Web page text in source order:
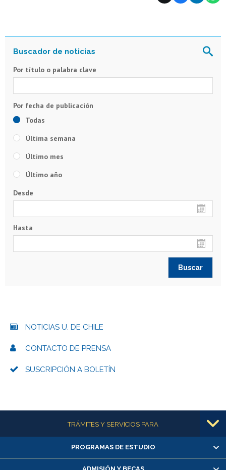
Por título o palabra clave
Todas
Última semana
Último mes
Último año
Desde
Hasta
NOTICIAS U. DE CHILE
CONTACTO DE PRENSA
SUSCRIPCIÓN A BOLETÍN
Más informaciónTRÁMITES Y SERVICIOS PARA
Alumnas/os y exalumnas/os
Matrícula en línea
PROGRAMAS DE ESTUDIO